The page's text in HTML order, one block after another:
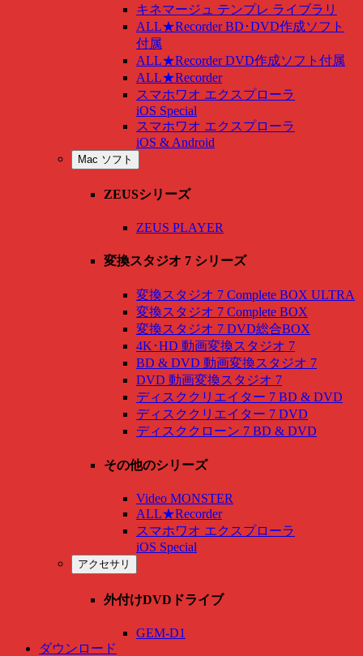
キネマージュ テンプレ ライブラリ
ALL★Recorder BD･DVD作成ソフト
付属
ALL★Recorder DVD作成ソフト付属
ALL★Recorder
スマホワオ エクスプローラ
iOS Special
スマホワオ エクスプローラ
iOS & Android
Mac ソフト
ZEUSシリーズ
ZEUS PLAYER
変換スタジオ 7 シリーズ
変換スタジオ 7 Complete BOX ULTRA
変換スタジオ 7 Complete BOX
変換スタジオ 7 DVD総合BOX
4K･HD 動画変換スタジオ 7
BD & DVD 動画変換スタジオ 7
DVD 動画変換スタジオ 7
ディスククリエイター 7 BD & DVD
ディスククリエイター 7 DVD
ディスククローン 7 BD & DVD
その他のシリーズ
Video MONSTER
ALL★Recorder
スマホワオ エクスプローラ
iOS Special
アクセサリ
外付けDVDドライブ
GEM-D1
ダウンロード